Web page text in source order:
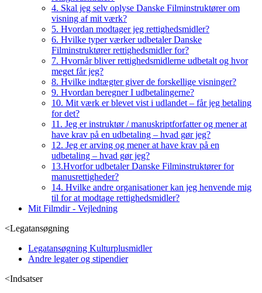
4. Skal jeg selv oplyse Danske Filminstruktører om
visning af mit værk?
5. Hvordan modtager jeg rettighedsmidler?
6. Hvilke typer værker udbetaler Danske
Filminstruktører rettighedsmidler for?
7. Hvornår bliver rettighedsmidlerne udbetalt og hvor
meget får jeg?
8. Hvilke indtægter giver de forskellige visninger?
9. Hvordan beregner I udbetalingerne?
10. Mit værk er blevet vist i udlandet – får jeg betaling
for det?
11. Jeg er instruktør / manuskriptforfatter og mener at
have krav på en udbetaling – hvad gør jeg?
12. Jeg er arving og mener at have krav på en
udbetaling – hvad gør jeg?
13.Hvorfor udbetaler Danske Filminstruktører for
manusrettigheder?
14. Hvilke andre organisationer kan jeg henvende mig
til for at modtage rettighedsmidler?
Mit Filmdir - Vejledning
<Legatansøgning
Legatansøgning Kulturplusmidler
Andre legater og stipendier
<Indsatser